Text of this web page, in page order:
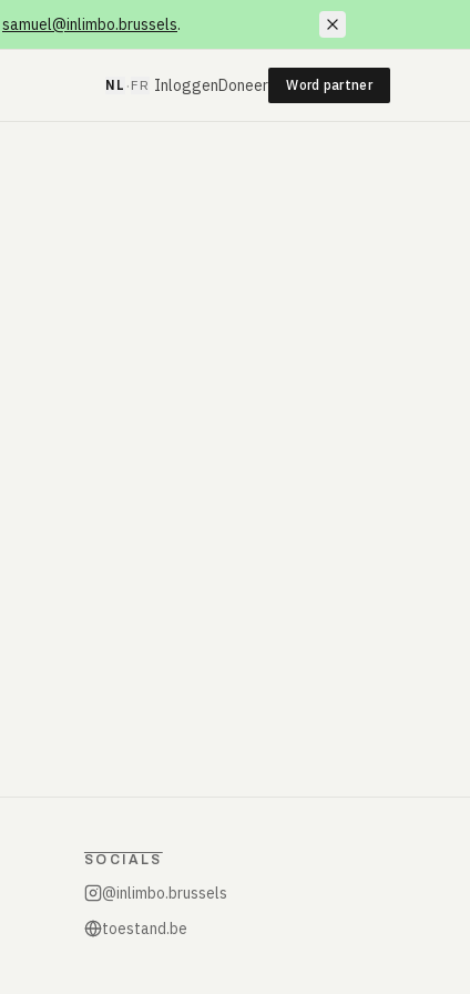
samuel@inlimbo.brussels.
NL · FR InloggenDoneer Word partner
SOCIALS
@inlimbo.brussels
toestand.be